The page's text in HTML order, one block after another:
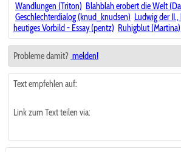
Wandlungen (Triton) Blahblah erobert die Welt
Geschlechterdialog (knud_knudsen) Ludwig der
heutiges Vorbild - Essay (pentz) Ruhigblut (Martina)
Probleme damit? melden!
Text empfehlen auf:
Link zum Text teilen via: